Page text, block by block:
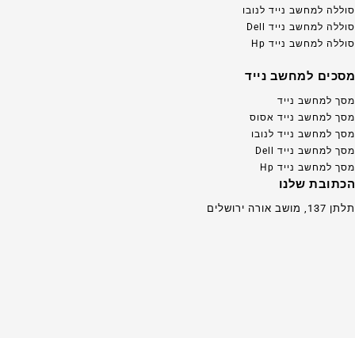
סוללה למחשב נייד לנובו
סוללה למחשב נייד Dell
סוללה למחשב נייד Hp
מסכים למחשב נייד
מסך למחשב נייד
מסך למחשב נייד אסוס
מסך למחשב נייד לנובו
מסך למחשב נייד Dell
מסך למחשב נייד Hp
הכתובת שלנו
תלתן 137, מושב אורה ירושלים